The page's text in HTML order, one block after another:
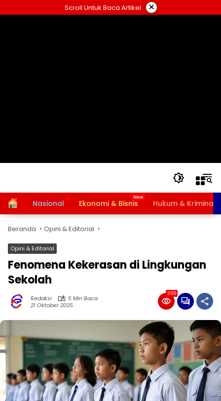
ke
Scroll Untuk Baca Artikel ×
HomeNasional Ekonomi & Bisnis Hukum & Kriminal
Beranda Opini & Editorial
Opini & Editorial
Fenomena Kekerasan di Lingkungan
Sekolah
Redaksi
5 Min Baca
21 Oktober 2025
365